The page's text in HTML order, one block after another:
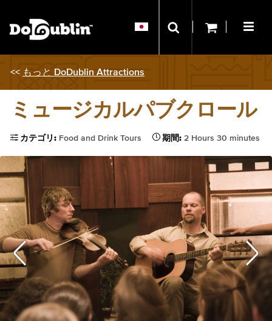
<< もっと DoDublin Attractions
ミュージカルパブクロール
カテゴリ: Food and Drink Tours 期間: 2 Hours 30 minutes